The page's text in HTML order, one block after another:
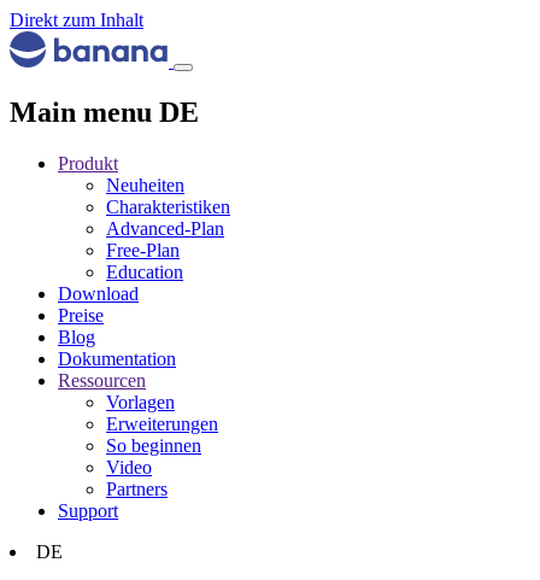
Direkt zum Inhalt
Main menu DE
Produkt
Neuheiten
Charakteristiken
Advanced-Plan
Free-Plan
Education
Download
Preise
Blog
Dokumentation
Ressourcen
Vorlagen
Erweiterungen
So beginnen
Video
Partners
Support
DE